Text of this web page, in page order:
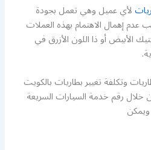
لأي عميل وهي تعمل بجودة
إهمال الاهتمام بهذه العملات
الأبيض أو ذا اللون الأزرق في
وتكلفة تغيير بطاريات بالكويت
رقم خدمة السيارات السريعة